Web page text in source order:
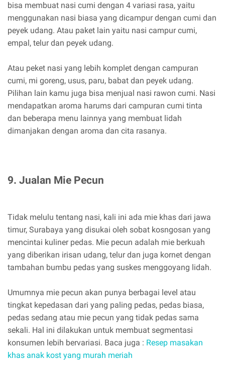
bisa membuat nasi cumi dengan 4 variasi rasa, yaitu
menggunakan nasi biasa yang dicampur dengan cumi dan
peyek udang. Atau paket lain yaitu nasi campur cumi,
empal, telur dan peyek udang.
Atau peket nasi yang lebih komplet dengan campuran
cumi, mi goreng, usus, paru, babat dan peyek udang.
Pilihan lain kamu juga bisa menjual nasi rawon cumi. Nasi
mendapatkan aroma harums dari campuran cumi tinta
dan beberapa menu lainnya yang membuat lidah
dimanjakan dengan aroma dan cita rasanya.
9. Jualan Mie Pecun
Tidak melulu tentang nasi, kali ini ada mie khas dari jawa
timur, Surabaya yang disukai oleh sobat kosngosan yang
mencintai kuliner pedas. Mie pecun adalah mie berkuah
yang diberikan irisan udang, telur dan juga kornet dengan
tambahan bumbu pedas yang suskes menggoyang lidah.
Umumnya mie pecun akan punya berbagai level atau
tingkat kepedasan dari yang paling pedas, pedas biasa,
pedas sedang atau mie pecun yang tidak pedas sama
sekali. Hal ini dilakukan untuk membuat segmentasi
konsumen lebih bervariasi. Baca juga : Resep masakan
khas anak kost yang murah meriah